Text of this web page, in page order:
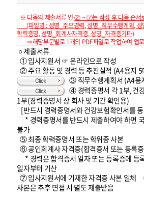
※ 다음의 제출서류 인② ~ ⑦는 작성 후 다음 순서
(파일명 : 성명_주요경력, 성명_직무수행계획, 성
학력증명, 성명_회계사자격증, 성명_자격증기타)
⇒해당부문별로 1개의 PDF파일로 작업하여 업
○ 제출서류
① 입사지원서 ☞ 온라인으로 작성
② 주요 활동 및 경력 등 추진실적 (A4용지 5
③ 직무수행계획서 (A4용
④ 경력증명서 각 1부, 건
1부(경력증명서 상 회사 및 기간 확인용)
[반드시 경력증명서와 건강보험확인서를
* 경력증명서를 반드시 제출하여야 하면
불가
⑤ 최종 학력증명서 또는 학위증 사본
⑥ 공인회계사 자격증(합격증서 또는 등록
* 경력은 합격증서 일자 또는 등록증에 등
일자부터 기산
⑦ 입사지원서에 기재한 자격증 사본 일체
사본은 추후 면접 시 별도 제출받음